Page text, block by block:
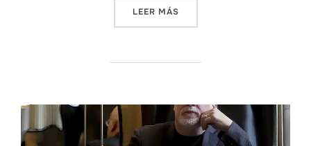
LEER MÁS